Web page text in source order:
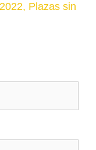
Plazas sin